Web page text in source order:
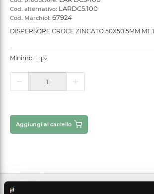
Cod. alternativo: LARDC5.100
Cod. Marchiol: 67924
DISPERSORE CROCE ZINCATO 50X50 5MM MT.1
Minimo 1 pz
Aggiungi al carrello